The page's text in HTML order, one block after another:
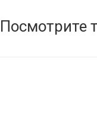
Посмотрите